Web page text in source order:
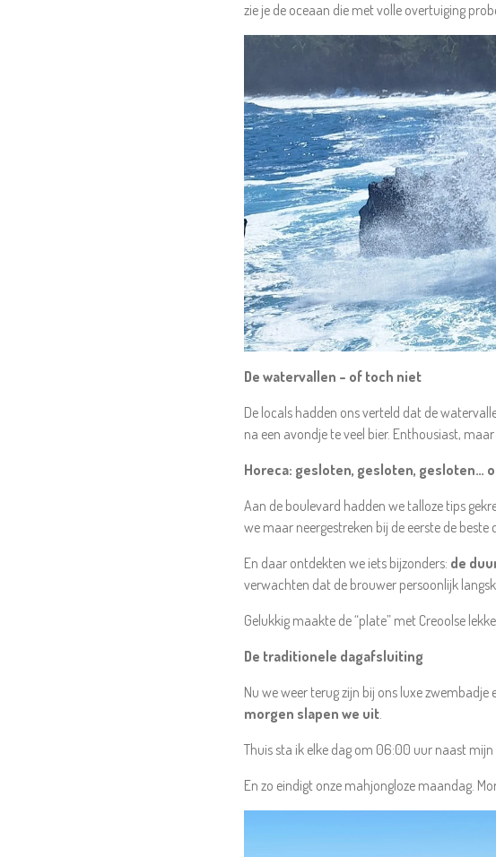
zie je de oceaan die met volle overtuiging
De watervallen – of toch niet
De locals hadden ons verteld dat de
na een avondje te veel bier. Enthousiast,
Horeca: gesloten, gesloten, gesloten…
Aan de boulevard hadden we talloze tips
we maar neergestreken bij de eerste de beste
En daar ontdekten we iets bijzonders: de
verwachten dat de brouwer persoonlijk
Gelukkig maakte de “plate” met Creoolse
De traditionele dagafsluiting
Nu we weer terug zijn bij ons luxe
morgen slapen we uit.
Thuis sta ik elke dag om 06:00 uur naast
En zo eindigt onze mahjongloze maandag.